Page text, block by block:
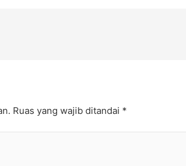
Ruas yang wajib ditandai *